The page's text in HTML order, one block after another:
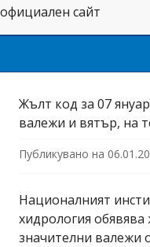
официален сайт
Жълт код за 07
валежи и вятър, на
Публикувано на
Националният
хидрология
значителни валежи